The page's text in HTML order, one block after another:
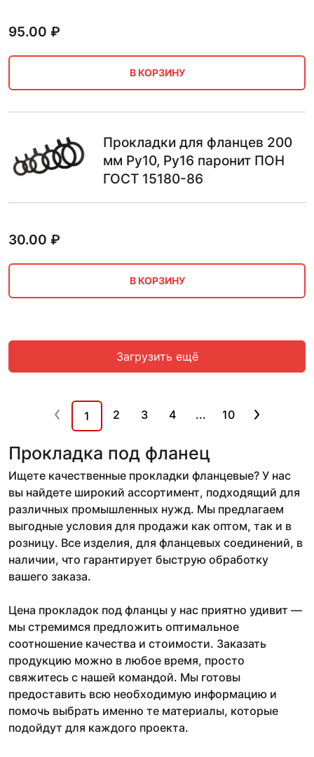
95.00 ₽
В КОРЗИНУ
Прокладки для фланцев 200
мм Ру10, Ру16 паронит ПОН
ГОСТ 15180-86
30.00 ₽
В КОРЗИНУ
Загрузить ещё
1 2 3 4 ... 10
Прокладка под фланец
Ищете качественные прокладки фланцевые? У нас
вы найдете широкий ассортимент, подходящий для
различных промышленных нужд. Мы предлагаем
выгодные условия для продажи как оптом, так и в
розницу. Все изделия, для фланцевых соединений, в
наличии, что гарантирует быструю обработку
вашего заказа.
Цена прокладок под фланцы у нас приятно удивит —
мы стремимся предложить оптимальное
соотношение качества и стоимости. Заказать
продукцию можно в любое время, просто
свяжитесь с нашей командой. Мы готовы
предоставить всю необходимую информацию и
помочь выбрать именно те материалы, которые
подойдут для каждого проекта.